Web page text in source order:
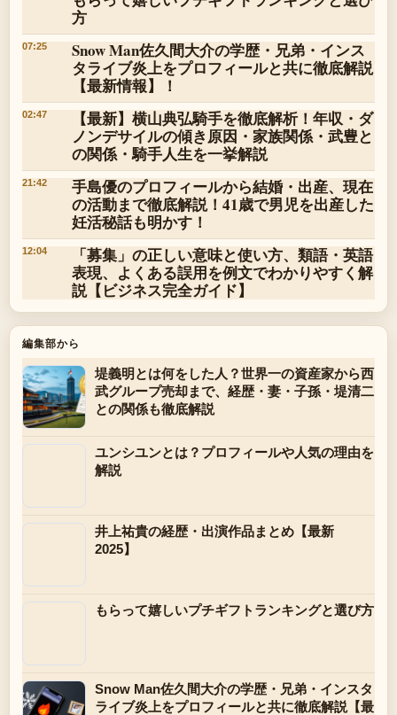
方
07:25
Snow Man佐久間大介の学歴・兄弟・インス
タライブ炎上をプロフィールと共に徹底解説
【最新情報】！
02:47
【最新】横山典弘騎手を徹底解析！年収・ダ
ノンデサイルの傾き原因・家族関係・武豊と
の関係・騎手人生を一挙解説
21:42
手島優のプロフィールから結婚・出産、現在
の活動まで徹底解説！41歳で男児を出産した
妊活秘話も明かす！
12:04
「募集」の正しい意味と使い方、類語・英語
表現、よくある誤用を例文でわかりやすく解
説【ビジネス完全ガイド】
編集部から
堤義明とは何をした人？世界一の資産家から西
武グループ売却まで、経歴・妻・子孫・堤清二
との関係も徹底解説
ユンシユンとは？プロフィールや人気の理由を
解説
井上祐貴の経歴・出演作品まとめ【最新
2025】
もらって嬉しいプチギフトランキングと選び方
Snow Man佐久間大介の学歴・兄弟・インスタ
ライブ炎上をプロフィールと共に徹底解説【最